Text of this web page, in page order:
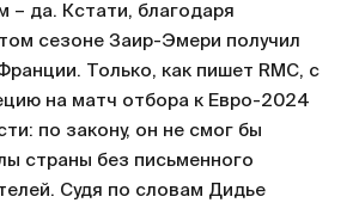
– да. Кстати, благодаря
сезоне Заир-Эмери получил
Только, как пишет RMC, с
на матч отбора к Евро-2024
по закону, он не смог бы
страны без письменного
Судя по словам Дидье